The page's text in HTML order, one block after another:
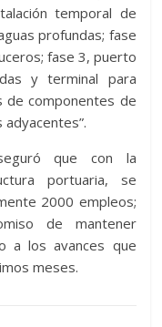
temporal de
profundas; fase
fase 3, puerto
y terminal para
de componentes de
que con la
portuaria, se
2000 empleos;
de mantener
a los avances que
meses.